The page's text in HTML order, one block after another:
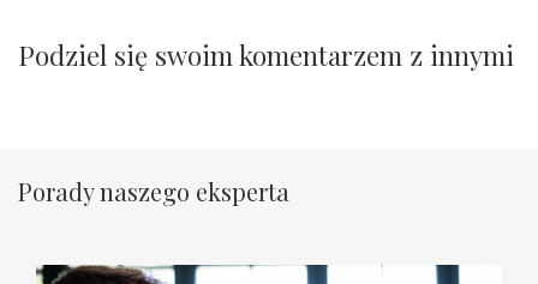
Podziel się swoim komentarzem z innymi
Porady naszego eksperta